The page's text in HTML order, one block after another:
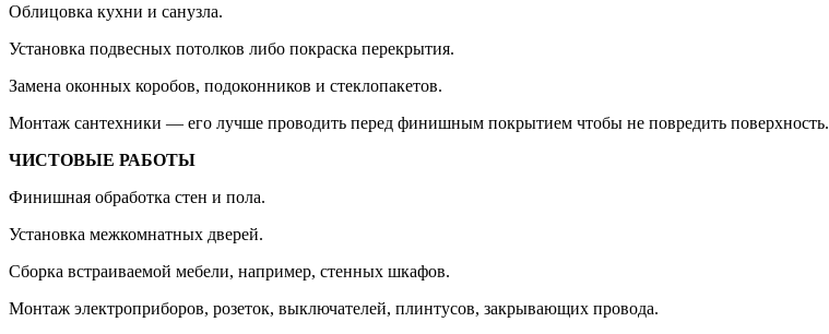
Облицовка кухни и санузла.
Установка подвесных потолков либо покраска перекрытия.
Замена оконных коробов, подоконников и стеклопакетов.
Монтаж сантехники — его лучше проводить перед финишным покрытием чтобы не повредить поверхность.
ЧИСТОВЫЕ РАБОТЫ
Финишная обработка стен и пола.
Установка межкомнатных дверей.
Сборка встраиваемой мебели, например, стенных шкафов.
Монтаж электроприборов, розеток, выключателей, плинтусов, закрывающих провода.